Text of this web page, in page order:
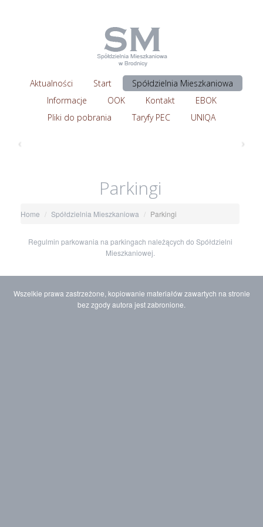
Aktualności Start
Spółdzielnia Mieszkaniowa
Informacje
OOK Kontakt
EBOK
Pliki do pobrania
Taryfy PEC UNIQA
‹ ›
Parkingi
Home Spółdzielnia Mieszkaniowa Parkingi
Regulmin parkowania na parkingach należących do Spółdzielni
Mieszkaniowej.
Wszelkie prawa zastrzeżone, kopiowanie materiałów zawartych na stronie
bez zgody autora jest zabronione.